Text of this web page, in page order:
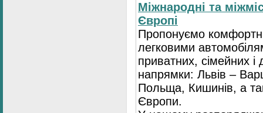
Міжнародні та
Європі
Пропонуємо
легковими
приватних, сімейних і
напрямки: Львів –
Польща, Кишинів, а
Європи.